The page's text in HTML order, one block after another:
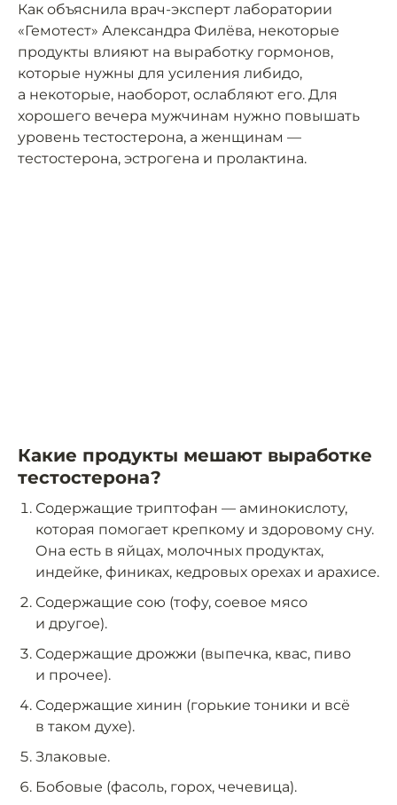
Как объяснила врач-эксперт лаборатории
«Гемотест» Александра Филёва, некоторые
продукты влияют на выработку гормонов,
которые нужны для усиления либидо,
а некоторые, наоборот, ослабляют его. Для
хорошего вечера мужчинам нужно повышать
уровень тестостерона, а женщинам —
тестостерона, эстрогена и пролактина.
Какие продукты мешают выработке
тестостерона?
Содержащие триптофан — аминокислоту,
которая помогает крепкому и здоровому сну.
Она есть в яйцах, молочных продуктах,
индейке, финиках, кедровых орехах и арахисе.
Содержащие сою (тофу, соевое мясо
и другое).
Содержащие дрожжи (выпечка, квас, пиво
и прочее).
Содержащие хинин (горькие тоники и всё
в таком духе).
Злаковые.
Бобовые (фасоль, горох, чечевица).